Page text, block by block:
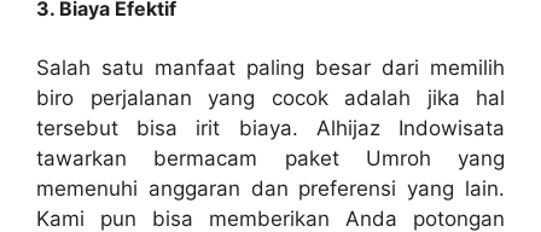
3. Biaya Efektif
Salah satu manfaat paling besar dari memilih
biro perjalanan yang cocok adalah jika hal
tersebut bisa irit biaya. Alhijaz Indowisata
tawarkan bermacam paket Umroh yang
memenuhi anggaran dan preferensi yang lain.
Kami pun bisa memberikan Anda potongan